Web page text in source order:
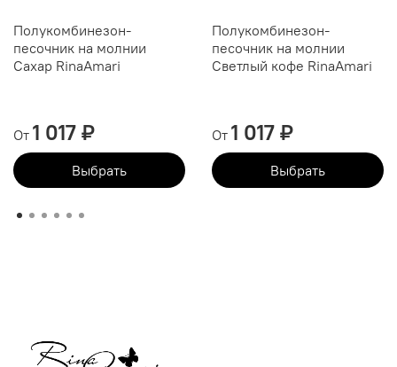
Полукомбинезон-
песочник на молнии
Сахар RinaAmari
От 1 017 ₽
Выбрать
Полукомбинезон-
песочник на молнии
Светлый кофе RinaAmari
От 1 017 ₽
Выбрать